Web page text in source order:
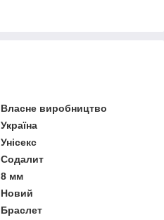
Власне виробництво
Україна
Унісекс
Содалит
8 мм
Новий
Браслет